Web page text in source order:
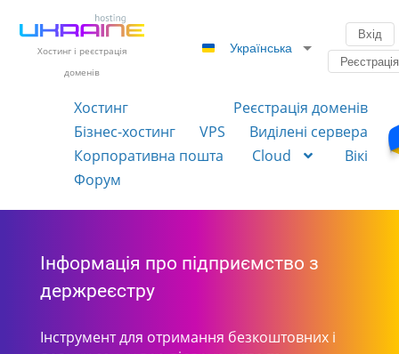
Хостинг і реєстрація
доменів
Українська
Вхід
Реєстрація
Хостинг
Реєстрація доменів
Бізнес-хостинг
VPS
Виділені сервера
Корпоративна пошта
Cloud
Вікі
Форум
Інформація про підприємство з
держреєстру
Інструмент для отримання безкоштовних і